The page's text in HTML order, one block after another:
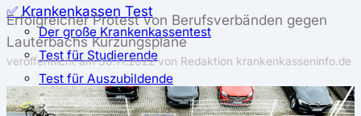
✅ Krankenkassen Test
Der große Krankenkassentest
Test für Studierende
Test für Auszubildende
Test für Schwangere und junge Eltern
Erfolgreicher Protest von Berufsverbänden gegen
Lauterbachs Kürzungspläne
veröffentlicht am30.11.2022von Redaktion krankenkasseninfo.de